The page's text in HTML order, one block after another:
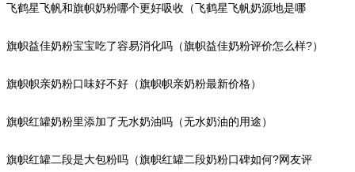
飞鹤星飞帆和旗帜奶粉哪个更好吸收（飞鹤星飞帆奶源地是哪
里?）
旗帜益佳奶粉宝宝吃了容易消化吗（旗帜益佳奶粉评价怎么样?）
旗帜帜亲奶粉口味好不好（旗帜帜亲奶粉最新价格）
旗帜红罐奶粉里添加了无水奶油吗（无水奶油的用途）
旗帜红罐二段是大包粉吗（旗帜红罐二段奶粉口碑如何?网友评